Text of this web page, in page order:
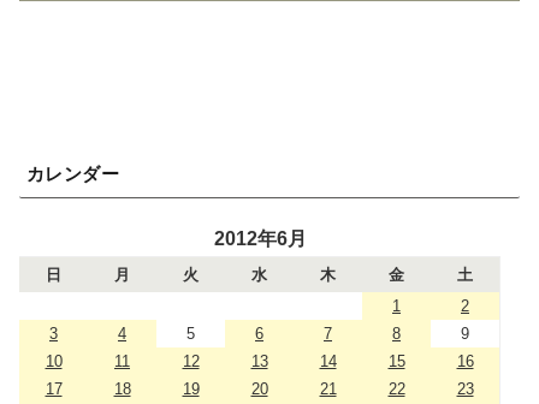
カレンダー
2012年6月
日 月 火 水 木 金
土
1
2
3
4 5 6 7 8
9
10
11 12 13 14 15
16
17
18 19 20 21 22
23